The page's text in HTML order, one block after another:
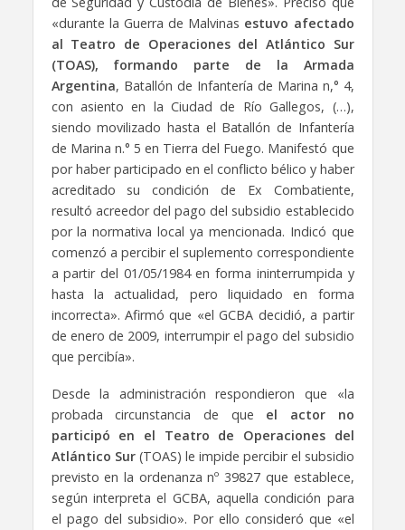
«durante la Guerra de Malvinas estuvo afectado
al Teatro de Operaciones del Atlántico Sur
(TOAS), formando parte de la Armada
Argentina, Batallón de Infantería de Marina n,° 4,
con asiento en la Ciudad de Río Gallegos, (…),
siendo movilizado hasta el Batallón de Infantería
de Marina n.° 5 en Tierra del Fuego. Manifestó que
por haber participado en el conflicto bélico y haber
acreditado su condición de Ex Combatiente,
resultó acreedor del pago del subsidio establecido
por la normativa local ya mencionada. Indicó que
comenzó a percibir el suplemento correspondiente
a partir del 01/05/1984 en forma ininterrumpida y
hasta la actualidad, pero liquidado en forma
incorrecta». Afirmó que «el GCBA decidió, a partir
de enero de 2009, interrumpir el pago del subsidio
que percibía».
Desde la administración respondieron que «la
probada circunstancia de que el actor no
participó en el Teatro de Operaciones del
Atlántico Sur(TOAS) le impide percibir el subsidio
previsto en la ordenanza nº 39827 que establece,
según interpreta el GCBA, aquella condición para
el pago del subsidio». Por ello consideró que «el